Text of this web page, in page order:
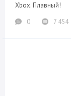
Xbox. Плавный!
0
7 454